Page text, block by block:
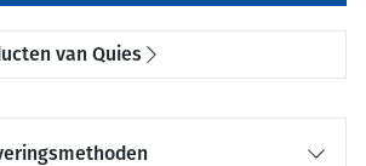
van Quies